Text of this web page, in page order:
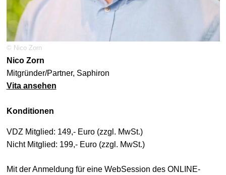
© Nico Zorn
Nico Zorn
Mitgründer/Partner, Saphiron
Vita ansehen
Konditionen
VDZ Mitglied: 149,- Euro (zzgl. MwSt.)
Nicht Mitglied: 199,- Euro (zzgl. MwSt.)
Mit der Anmeldung für eine WebSession des ONLINE-